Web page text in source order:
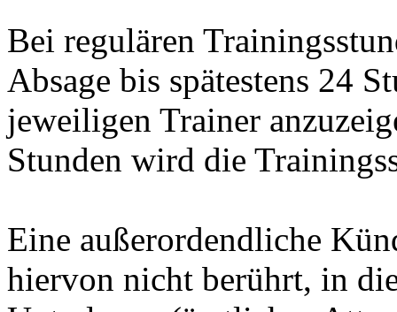
Bei regulären
Absage bis spätestens 24
jeweiligen Trainer
Stunden wird die
Eine außerordendliche
hiervon nicht berührt, in